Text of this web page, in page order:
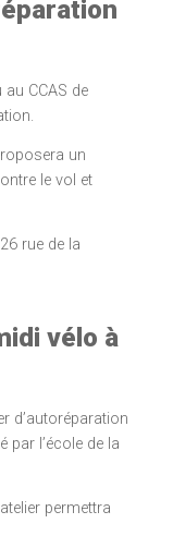
CCAS de
un
le vol et
rue de la
vélo à
d’autoréparation
par l’école de la
permettra